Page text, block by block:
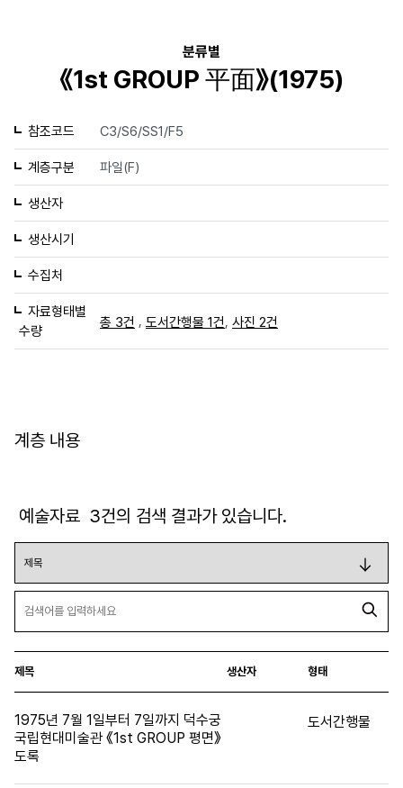
분류별
《1st GROUP 平面》(1975)
참조코드 C3/S6/SS1/F5
계층구분 파일(F)
생산자
생산시기
수집처
자료형태별
수량
총 3건 , 도서간행물 1건 사진 2건
계층 내용
예술자료 3건의 검색 결과가 있습니다.
제목 생산자 형태
1975년 7월 1일부터 7일까지 덕수궁
국립현대미술관 《1st GROUP 평면》
도록
도서간행물